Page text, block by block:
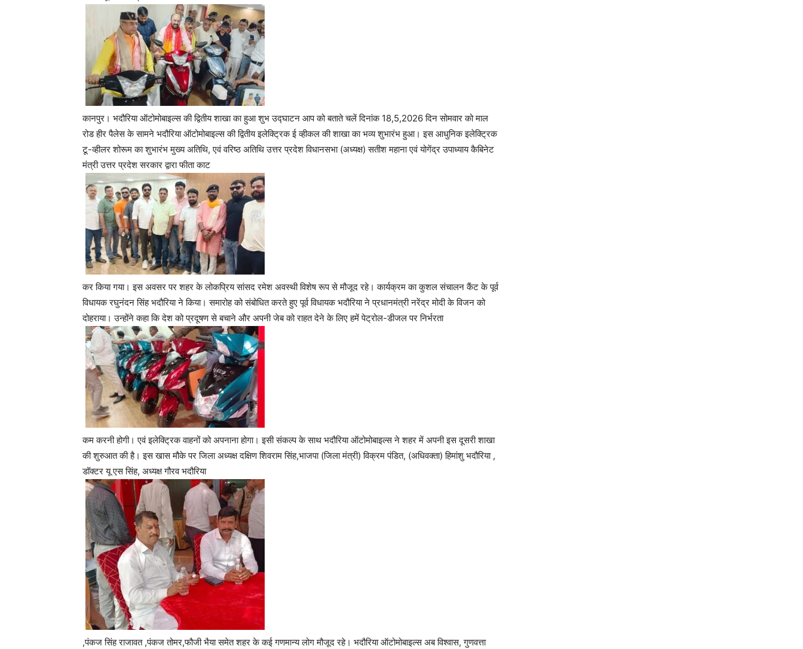
कानपुर। भदौरिया ऑटोमोबाइल्स की द्वितीय शाखा का हुआ शुभ उद्घाटन आप को बताते चलें दिनांक 18,5,2026 दिन सोमवार को माल
रोड हीर पैलेस के सामने भदौरिया ऑटोमोबाइल्स की द्वितीय इलेक्ट्रिक ई व्हीकल की शाखा का भव्य शुभारंभ हुआ। इस आधुनिक इलेक्ट्रिक
टू-व्हीलर शोरूम का शुभारंभ मुख्य अतिथि, एवं वरिष्ठ अतिथि उत्तर प्रदेश विधानसभा (अध्यक्ष) सतीश महाना एवं योगेंद्र उपाध्याय कैबिनेट
मंत्री उत्तर प्रदेश सरकार द्वारा फीता काट
कर किया गया। ​इस अवसर पर शहर के लोकप्रिय सांसद रमेश अवस्थी विशेष रूप से मौजूद रहे। कार्यक्रम का कुशल संचालन कैंट के पूर्व
विधायक रघुनंदन सिंह भदौरिया ने किया। ​समारोह को संबोधित करते हुए पूर्व विधायक भदौरिया ने प्रधानमंत्री नरेंद्र मोदी के विजन को
दोहराया। उन्होंने कहा कि देश को प्रदूषण से बचाने और अपनी जेब को राहत देने के लिए हमें पेट्रोल-डीजल पर निर्भरता
कम करनी होगी। एवं इलेक्ट्रिक वाहनों को अपनाना होगा। इसी संकल्प के साथ भदौरिया ऑटोमोबाइल्स ने शहर में अपनी इस दूसरी शाखा
की शुरुआत की है।​ इस खास मौके पर जिला अध्यक्ष दक्षिण शिवराम सिंह,भाजपा (जिला मंत्री) विक्रम पंडित, (अधिवक्ता) हिमांशु भदौरिया ,
डॉक्टर यू एस सिंह, अध्यक्ष गौरव भदौरिया
,पंकज सिंह राजावत ,पंकज तोमर,फौजी भैया समेत शहर के कई गणमान्य लोग मौजूद रहे। भदौरिया ऑटोमोबाइल्स अब विश्वास, गुणवत्ता